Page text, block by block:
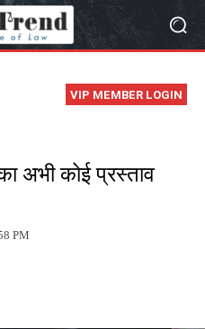
VIP MEMBER LOGIN
अभी कोई प्रस्ताव
PM